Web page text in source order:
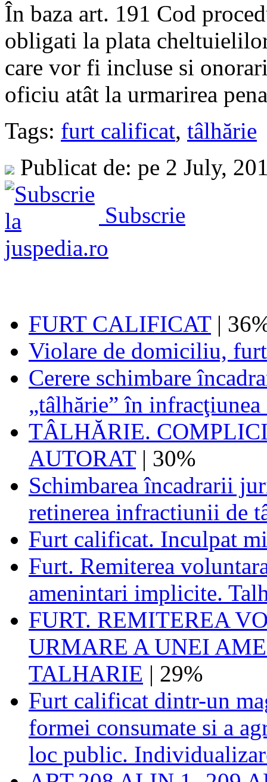
În baza art. 191 Cod
obligati la plata
care vor fi incluse si
oficiu atât la urmarirea
Tags: furt calificat, tâlhărie
Publicat de: pe 2 July,
Subscrie
FURT CALIFICAT|
Violare de domiciliu,
Cerere schimbare
„tâlhărie” în
TÂLHĂRIE.
AUTORAT| 30%
Schimbarea încadrarii
retinerea infractiunii de
Furt calificat. Inculpat
Furt. Remiterea
amenintari implicite.
FURT. REMITEREA
URMARE A UNEI
TALHARIE | 29%
Furt calificat dintr-un
formei consumate si a
loc public.